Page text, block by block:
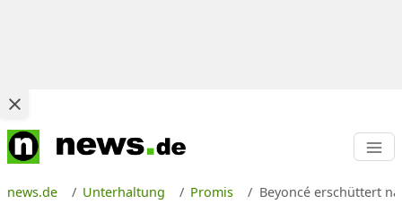
news.de Unterhaltung Promis Beyoncé erschüttert